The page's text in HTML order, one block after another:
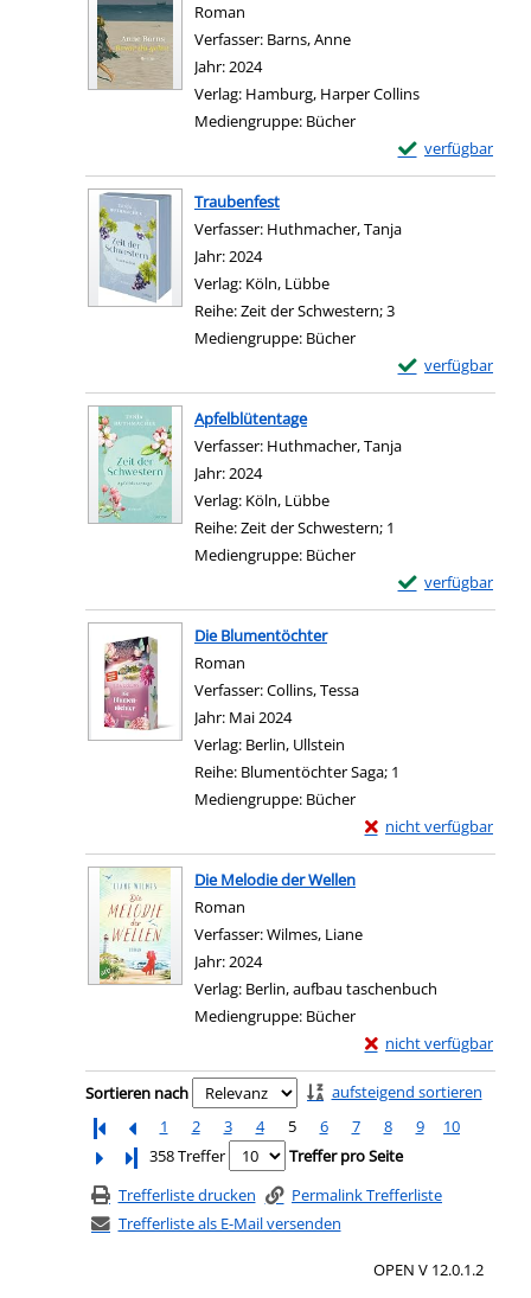
Roman
Verfasser: Barns, Anne
Jahr:2024
Verlag: Hamburg, Harper Collins
Mediengruppe: Bücher
verfügbar
Exemplar-Details
Zum Download
Traubenfest
Verfasser: Huthmacher, Tanja
Jahr:2024
Verlag: Köln, Lübbe
Reihe:Zeit der Schwestern; 3
Mediengruppe: Bücher
verfügbar
Exemplar-Details
Zum Download
Apfelblütentage
Verfasser: Huthmacher, Tanja
Jahr:2024
Verlag: Köln, Lübbe
Reihe:Zeit der Schwestern; 1
Mediengruppe: Bücher
verfügbar
Exemplar-
Zum Download
Die Blumentöchter
Roman
Verfasser:Collins, Tessa
Jahr: Mai 2024
Verlag: Berlin, Ullstein
Reihe: Blumentöchter Saga; 1
Mediengruppe: Bücher
nicht verfügbar
Exemplar-Details von
Zum Download von
Die Melodie der Wellen
Roman
Verfasser:Wilmes, Liane
Jahr:2024
Verlag: Berlin, aufbau taschenbuch
Mediengruppe: Bücher
nicht verfügbar
Exemplar-Details von
Zum Download von
Zu den Suchfiltern springen
Sortieren nach
aufsteigend sortieren
1
2 3 4 5 6 7 8 9
10
Letzte Seite
358 Treffer
Treffer pro Seite
Trefferliste drucken
Permalink Trefferliste
Trefferliste als E-Mail versenden
OPEN V 12.0.1.2